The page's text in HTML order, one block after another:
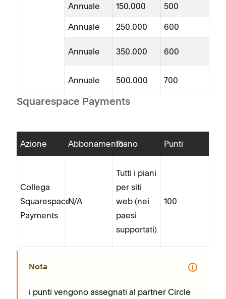
Annuale 150.000 500
Annuale 250.000 600
Annuale 350.000 600
Annuale 500.000 700
Squarespace Payments
Azione AbbonamentoPiano Punti
Collega
Squarespace
Payments
N/A
Tutti i piani
per siti
web (nei
paesi
supportati)
100
Nota
i punti vengono assegnati al partner Circle